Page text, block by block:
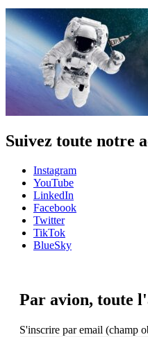
Suivez toute notre
Instagram
YouTube
LinkedIn
Facebook
Twitter
TikTok
BlueSky
Par avion, toute
S'inscrire par email (champ